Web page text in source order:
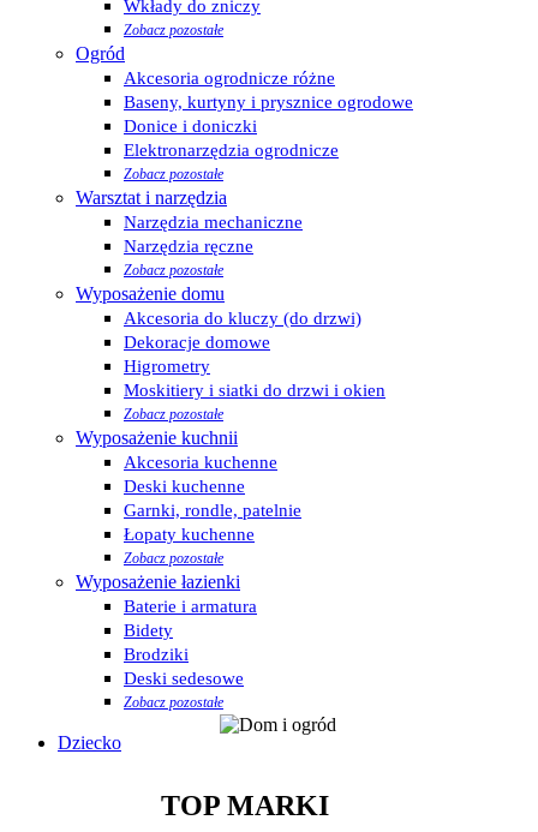
Wkłady do zniczy
Zobacz pozostałe
Ogród
Akcesoria ogrodnicze różne
Baseny, kurtyny i prysznice ogrodowe
Donice i doniczki
Elektronarzędzia ogrodnicze
Zobacz pozostałe
Warsztat i narzędzia
Narzędzia mechaniczne
Narzędzia ręczne
Zobacz pozostałe
Wyposażenie domu
Akcesoria do kluczy (do drzwi)
Dekoracje domowe
Higrometry
Moskitiery i siatki do drzwi i okien
Zobacz pozostałe
Wyposażenie kuchnii
Akcesoria kuchenne
Deski kuchenne
Garnki, rondle, patelnie
Łopaty kuchenne
Zobacz pozostałe
Wyposażenie łazienki
Baterie i armatura
Bidety
Brodziki
Deski sedesowe
Zobacz pozostałe
Dziecko
TOP MARKI